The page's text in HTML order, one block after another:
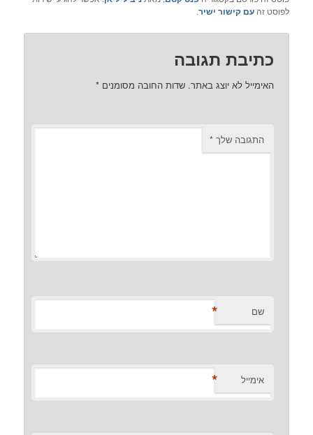
לפוסט זהעם קישור ישיר.
כתיבת תגובה
האימייל לא יוצג באתר. שדות החובה מסומנים*
התגובה שלך*
שם *
אימייל *